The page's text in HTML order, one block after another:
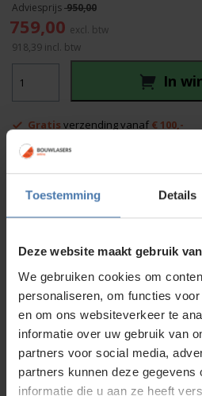
Toestemming Details
Deze website maakt gebruik
We gebruiken cookies om
personaliseren, om functies
en om ons websiteverkeer te
informatie over uw gebruik van
partners voor social media,
partners kunnen deze gegevens
informatie die u aan ze heeft
LS-
B10
918,39 incl. btw
In
950,00
Oorspronkelijke
prijs
was:
759,00
759,00.
Gratis verzending vanaf € 100,-
Afhalen in
Specificaties
Standaard meegeleverd
Downloads
Service en kalibratie